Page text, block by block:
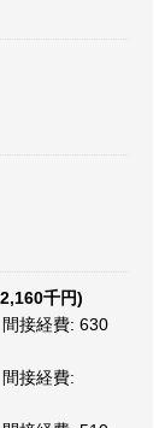
千円)
接経費: 630
接経費: